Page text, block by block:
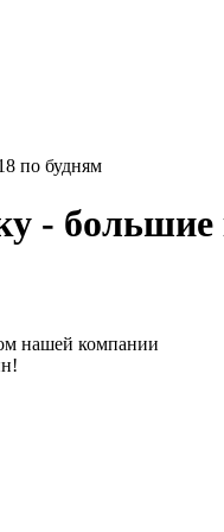
по будням
- большие
нашей компании